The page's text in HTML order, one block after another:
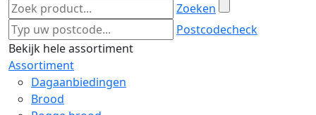
Zoeken
Postcodecheck
Bekijk hele assortiment
Assortiment
Dagaanbiedingen
Brood